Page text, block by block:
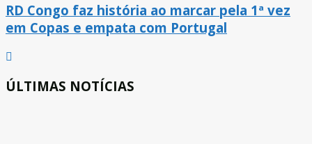
RD Congo faz história ao marcar pela 1ª vez
em Copas e empata com Portugal
ÚLTIMAS NOTÍCIAS